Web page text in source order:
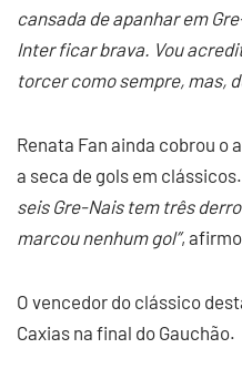
cansada de apanhar em
Inter ficar brava. Vou
torcer como sempre, mas,
Renata Fan ainda cobrou o
a seca de gols em clássicos.
seis Gre-Nais tem três
marcou nenhum gol”,
O vencedor do clássico
Caxias na final do Gauchão.